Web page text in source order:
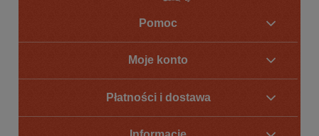
Pomoc
Moje konto
Płatności i dostawa